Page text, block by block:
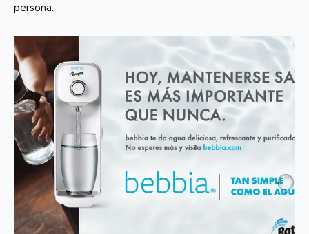
persona.